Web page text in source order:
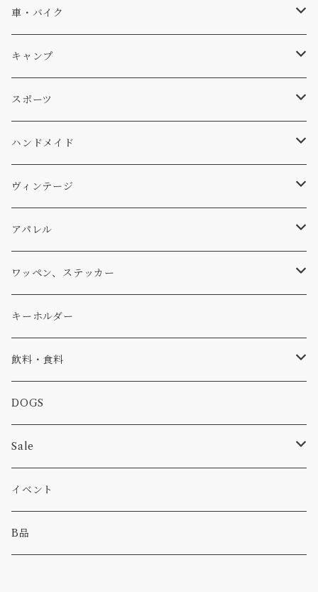
ソックス
雑貨
ステッカー
バッグ
パンツ
パーカー・トレーナー
アウター
コラボ
食品
Db
サーフ
スキー
A-Frame
DOGS
WEAR
Four My Self
Ten
アメリカ軍払い下げ
...mura
車・バイク
車外
マット、シート
エアフレッシュナー
小物
ヘルメット
キャンプ
ファニチャー
キッチン
スリーピング
小物
コーヒー
焚き火
スポーツ
サーフ
スキー
ハンドメイド
ステッカー
ワッペン
小物
ヴィンテージ
ワッペン
ステッカー
小物
バイク
カー
アパレル
Tシャツ
キャップ、ニット
バッグ
小物
パンツ
パーカー・トレーナー
ワッペン、ステッカー
ワッペン
ステッカー
ピン
キーホルダー
飲料・食料
コーヒー
食べ物
DOGS
Sale
カー
キャンプ
イベント
B品